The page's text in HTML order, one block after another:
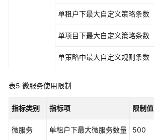
区
统
单租户下最大自定义策略条数
单项目下最大自定义策略条数
单策略中最大自定义规则条数
表5 微服务使用限制
指标类别 指标项 限制值
微服务 单租户下最大微服务数量 500